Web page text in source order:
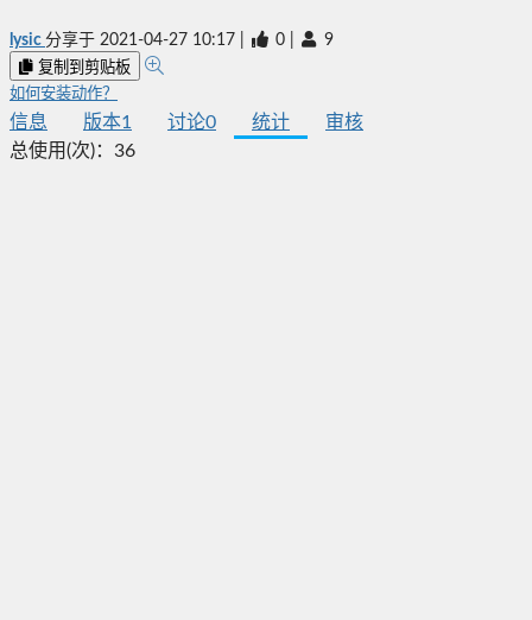
lysic 分享于 2021-04-27 10:17 0 9
复制到剪贴板
如何安装动作？
信息 版本1 讨论0 统计
审核
总使用(次)： 36